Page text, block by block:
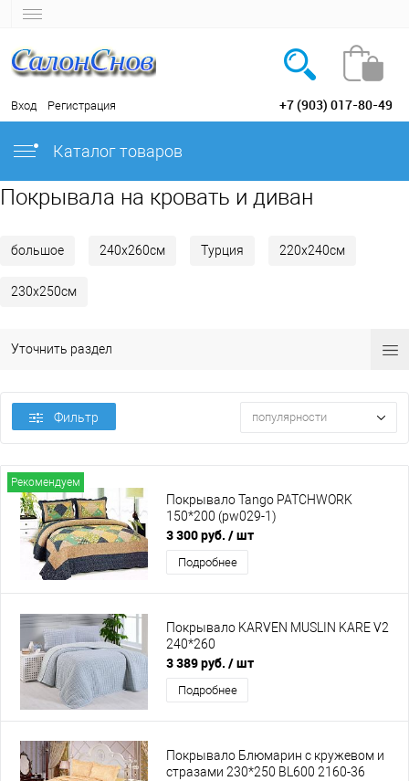
Вход Регистрация +7 (903) 017-80-49
Каталог товаров
Покрывала на кровать и диван
большое 240х260см Турция 220х240см
230х250см
Уточнить раздел
Фильтр популярности
Рекомендуем
Покрывало Tango PATCHWORK
150*200 (pw029-1)
3 300 руб. / шт
Подробнее
Покрывало KARVEN MUSLIN KARE V2
240*260
3 389 руб. / шт
Подробнее
Покрывало Блюмарин с кружевом и
стразами 230*250 BL600 2160-36